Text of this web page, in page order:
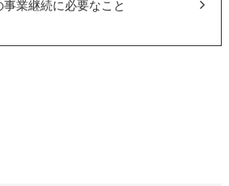
業継続に必要なこと